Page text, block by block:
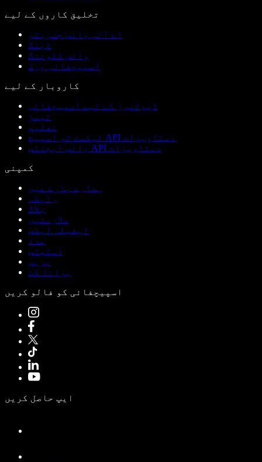
تخلیق کاروں کے لیے
اے آئی وائس جنریٹر
ڈبنگ
وائس کلوننگ
اسپیچفائی ورک
کاروبار کے لیے
ڈیولپرز کے لیے اسپیچفائی
ٹیمز
تعلیم
ٹیکسٹ ٹو اسپیچ API دستاویزات
وائس ایجنٹس API دستاویزات
کمپنی
ہمارے بارے میں
رابطہ
بلاگ
ملازمتیں
ایفیلی ایٹس
مدد
اسٹیٹس
پریس
برانڈ کٹ
اسپیچفائی کو فالو کریں
ایپ حاصل کریں